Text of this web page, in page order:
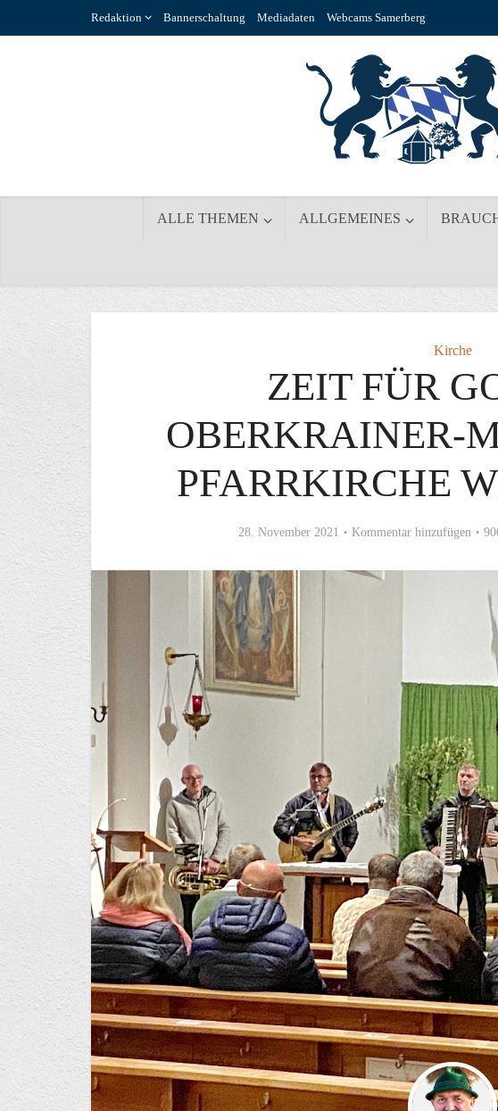
Redaktion Bannerschaltung Mediadaten Webcams Samerberg
ALLE THEMEN ALLGEMEINES
Kirche
ZEIT FÜR
OBERKRAINER-
PFARRKIRCHE
28. November 2021 Kommentar hinzufügen